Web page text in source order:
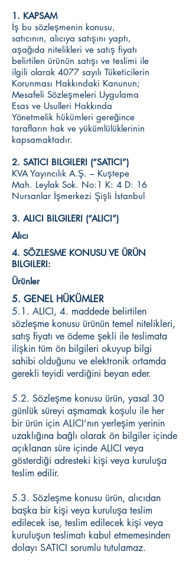
1. KAPSAM
İş bu sözleşmenin konusu,
satıcının, alıcıya satışını yaptı,
aşağıda nitelikleri ve satış fiyatı
belirtilen ürünün satışı ve teslimi ile
ilgili olarak 4077 sayılı Tüketicilerin
Korunması Hakkındaki Kanunun;
Mesafeli Sözleşmeleri Uygulama
Esas ve Usulleri Hakkında
Yönetmelik hükümleri gereğince
tarafların hak ve yükümlülüklerinin
kapsamaktadır.
2. SATICI BILGILERI (“SATICI”)
KVA Yayıncılık A.Ş. – Kuştepe
Mah. Leylak Sok. No:1 K: 4 D: 16
Nursanlar İşmerkezi Şişli İstanbul
3. ALICI BILGILERI (“ALICI”)
Alıcı
4. SÖZLESME KONUSU VE ÜRÜN
BILGILERI:
Ürünler
5. GENEL HÜKÜMLER
5.1. ALICI, 4. maddede belirtilen
sözleşme konusu ürünün temel nitelikleri,
satış fiyatı ve ödeme şekli ile teslimata
ilişkin tüm ön bilgileri okuyup bilgi
sahibi olduğunu ve elektronik ortamda
gerekli teyidi verdiğini beyan eder.
5.2. Sözleşme konusu ürün, yasal 30
günlük süreyi aşmamak koşulu ile her
bir ürün için ALICI’nın yerleşim yerinin
uzaklığına bağlı olarak ön bilgiler içinde
açıklanan süre içinde ALICI veya
gösterdiği adresteki kişi veya kuruluşa
teslim edilir.
5.3. Sözleşme konusu ürün, alıcıdan
başka bir kişi veya kuruluşa teslim
edilecek ise, teslim edilecek kişi veya
kuruluşun teslimatı kabul etmemesinden
dolayı SATICI sorumlu tutulamaz.